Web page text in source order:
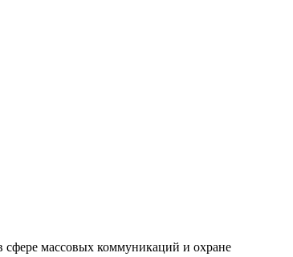
сфере массовых коммуникаций и охране